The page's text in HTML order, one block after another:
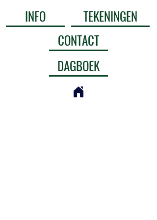
INFO
TEKENINGEN
CONTACT
DAGBOEK